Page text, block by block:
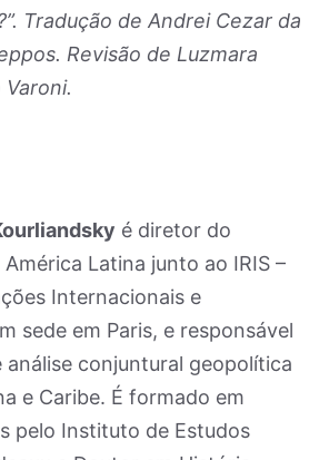
Tradução de Andrei Cezar da
Revisão de Luzmara
é diretor do
Latina junto ao IRIS –
Internacionais e
sede em Paris, e responsável
análise conjuntural geopolítica
e Caribe. É formado em
pelo Instituto de Estudos